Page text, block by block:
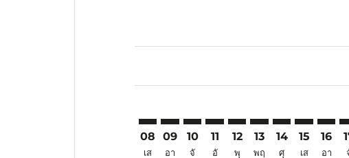
08
เส
09
อา
10
จั
11
อั
12
พุ
13
พฤ
14
ศุ
15
เส
16
อา